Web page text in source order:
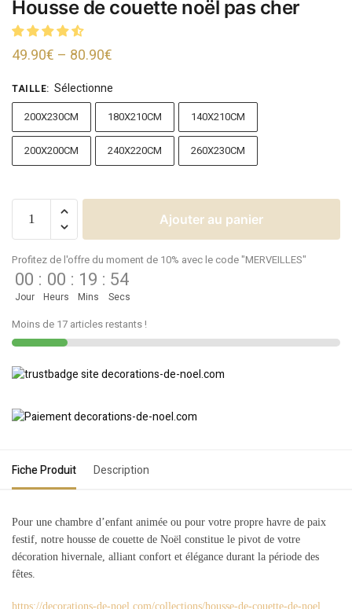
Housse de couette noël pas cher
49.90€ – 80.90€
TAILLE: Sélectionne
200X230CM 180X210CM 140X210CM
200X200CM 240X220CM 260X230CM
Ajouter au panier
Profitez de l'offre du moment de 10% avec le code "MERVEILLES"
00
Jour
: 00
Heurs
: 19
Mins
: 54
Secs
Moins de 17 articles restants !
Fiche Produit Description
Pour une chambre d’enfant animée ou pour votre propre havre de paix
festif, notre housse de couette de Noël constitue le pivot de votre
décoration hivernale, alliant confort et élégance durant la période des
fêtes.
https://decorations-de-noel.com/collections/housse-de-couette-de-noel